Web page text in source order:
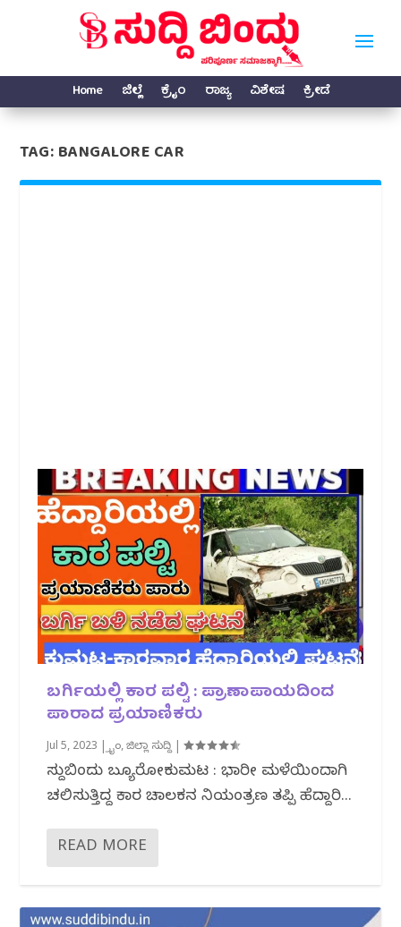
Home ಜಿಲ್ಲೆ ಕ್ರೈಂ ರಾಜ್ಯ ವಿಶೇಷ ಕ್ರೀಡೆ
TAG:BANGALORE CAR
ಬರ್ಗಿಯಲ್ಲಿ ಕಾರ ಪಲ್ಟಿ : ಪ್ರಾಣಾಪಾಯದಿಂದ
ಪಾರಾದ ಪ್ರಯಾಣಿಕರು
Jul 5, 2023 |ಕ್ರೈಂ,ಜಿಲ್ಲಾ ಸುದ್ದಿ |
ಸುದ್ದಿಬಿಂದು ಬ್ಯೂರೋಕುಮಟ : ಭಾರೀ‌ ಮಳೆಯಿಂದಾಗಿ
ಚಲಿಸುತ್ತಿದ್ದ ಕಾರ ಚಾಲಕನ‌ ನಿಯಂತ್ರಣ ತಪ್ಪಿ ಹೆದ್ದಾರಿ...
READ MORE